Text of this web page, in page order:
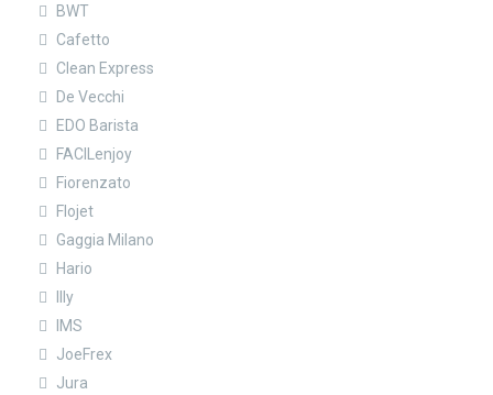
BWT
Cafetto
Clean Express
De Vecchi
EDO Barista
FACILenjoy
Fiorenzato
Flojet
Gaggia Milano
Hario
Illy
IMS
JoeFrex
Jura